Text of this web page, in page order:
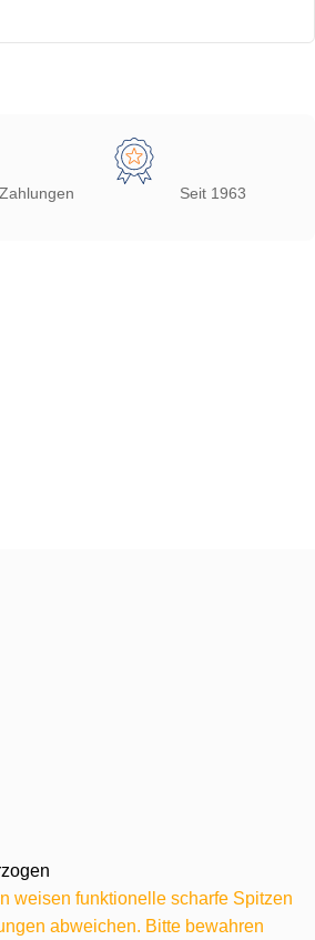
Seit 1963
weisen funktionelle scharfe Spitzen
abweichen. Bitte bewahren